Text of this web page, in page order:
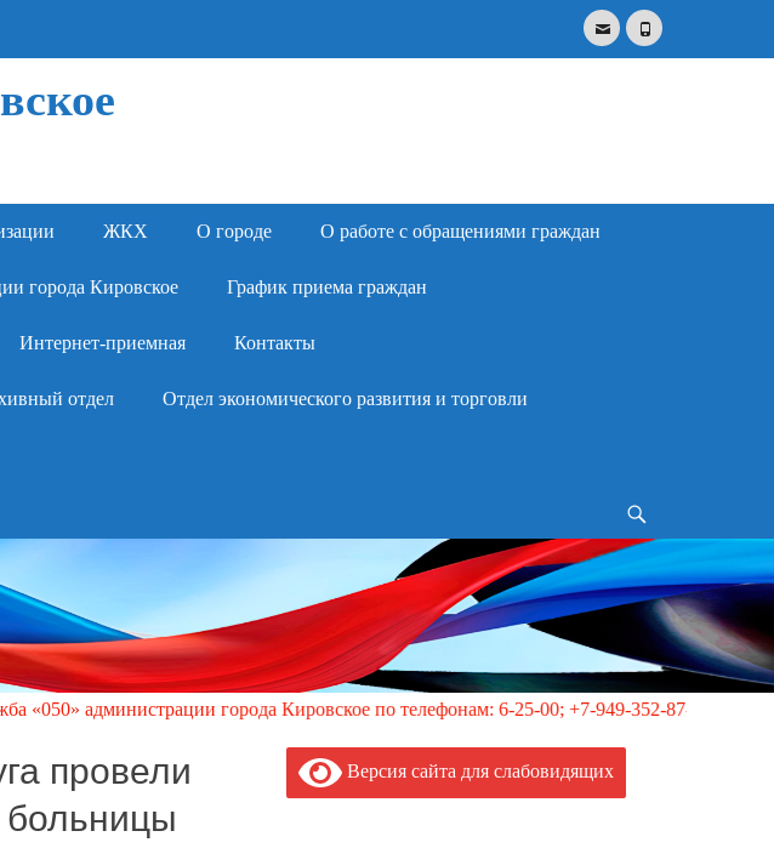
EmailPhone
ЖКХ О городе О работе с обращениями граждан
города Кировское График приема граждан
Интернет-приемная Контакты
отдел Отдел экономического развития и торговли
города Кировское по телефонам: 6-25-00; +7-949-352-87-40, 113
провели
больницы
Версия сайта для слабовидящих